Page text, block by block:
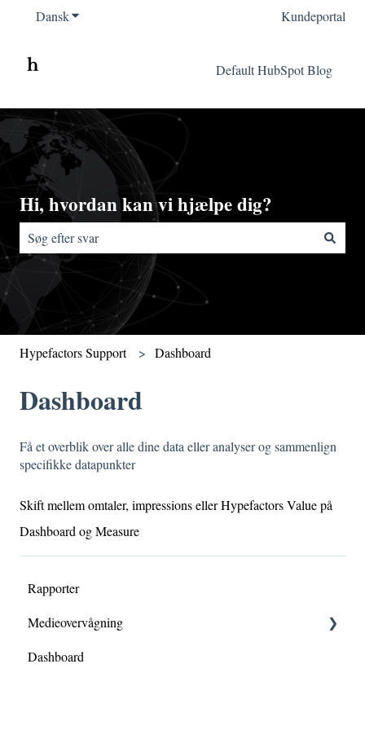
DanskVis undermenu for oversættelser Kundeportal
Default HubSpot Blog
Hi, hvordan kan vi hjælpe dig?
Der er ingen forslag, da søgefeltet er tomt.
Hypefactors Support Dashboard
Dashboard
Få et overblik over alle dine data eller analyser og sammenlign
specifikke datapunkter
Skift mellem omtaler, impressions eller Hypefactors Value på
Dashboard og Measure
Rapporter
Medieovervågning
Notifikationer
Dashboard